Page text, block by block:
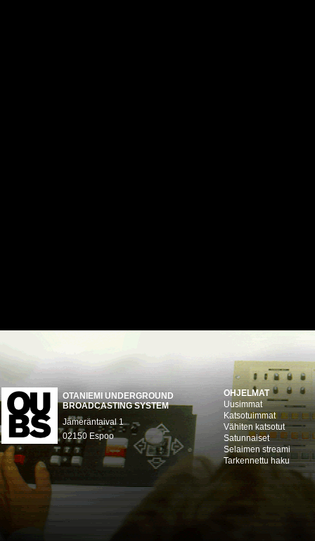
OTANIEMI UNDERGROUND
BROADCASTING SYSTEM
Jämeräntaival 1
02150 Espoo
OHJELMAT
Uusimmat
Katsotuimmat
Vähiten katsotut
Satunnaiset
Selaimen streami
Tarkennettu haku